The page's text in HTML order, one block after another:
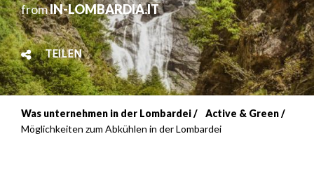
fromIN-LOMBARDIA.IT
TEILEN
Breadcrumb
Was unternehmen in der Lombardei
Active & Green
Möglichkeiten zum Abkühlen in der Lombardei